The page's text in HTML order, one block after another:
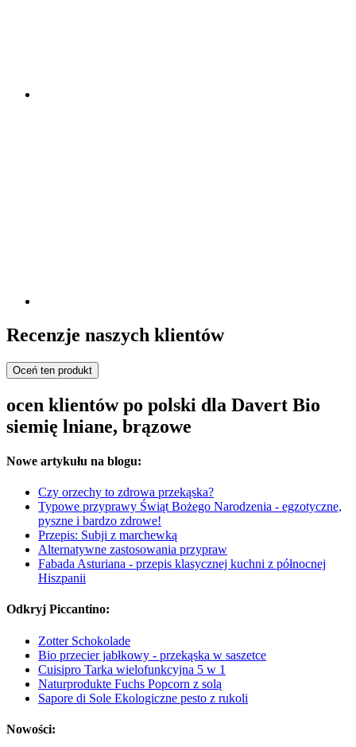
Recenzje naszych klientów
Oceń ten produkt
ocen klientów po polski dla Davert Bio
siemię lniane, brązowe
Nowe artykułu na blogu:
Czy orzechy to zdrowa przekąska?
Typowe przyprawy Świąt Bożego Narodzenia - egzotyczne,
pyszne i bardzo zdrowe!
Przepis: Subji z marchewką
Alternatywne zastosowania przypraw
Fabada Asturiana - przepis klasycznej kuchni z północnej
Hiszpanii
Odkryj Piccantino:
Zotter Schokolade
Bio przecier jabłkowy - przekąska w saszetce
Cuisipro Tarka wielofunkcyjna 5 w 1
Naturprodukte Fuchs Popcorn z solą
Sapore di Sole Ekologiczne pesto z rukoli
Nowości: